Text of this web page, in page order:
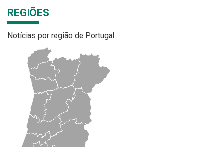
REGIÕES
Notícias por região de Portugal